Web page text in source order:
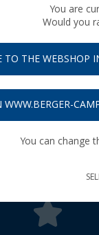
You are
Would you
TO THE WEBSHOP
WWW.BERGER-
You can change